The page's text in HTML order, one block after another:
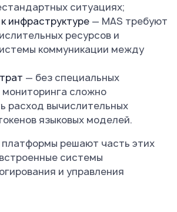
ситуациях;
инфраструктуре — MAS требуют
ресурсов и
коммуникации между
— без специальных
сложно
расход вычислительных
языковых моделей.
решают часть этих
системы
и управления